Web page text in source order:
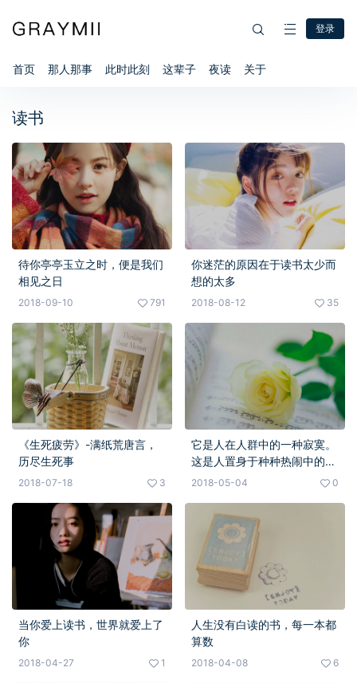
登录
首页 那人那事 此时此刻 这辈子 夜读 关于
读书
待你亭亭玉立之时，便是我们
相见之日
2018-09-10 791
你迷茫的原因在于读书太少而
想的太多
2018-08-12 35
《生死疲劳》-满纸荒唐言，
历尽生死事
2018-07-18 3
它是人在人群中的一种寂寞。
这是人置身于种种热闹中的一
种寂寞。这是另类的寂寞，现
2018-05-04 0
当你爱上读书，世界就爱上了
你
2018-04-27 1
人生没有白读的书，每一本都
算数
2018-04-08 6